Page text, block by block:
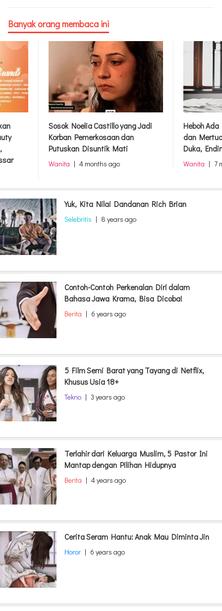
Banyak orang membaca ini
Sosok Noelia Castillo yang Jadi
Korban Pemerkosaan dan
Putuskan Disuntik Mati
Wanita | 4 months ago
Heboh
dan
Duka,
Wanita | 7
Yuk, Kita Nilai Dandanan Rich Brian
Selebritis | 8 years ago
Contoh-Contoh Perkenalan Diri dalam
Bahasa Jawa Krama, Bisa Dicoba!
Berita | 6 years ago
5 Film Semi Barat yang Tayang di Netflix,
Khusus Usia 18+
Tekno | 3 years ago
Terlahir dari Keluarga Muslim, 5 Pastor Ini
Mantap dengan Pilihan Hidupnya
Berita | 4 years ago
Cerita Seram Hantu: Anak Mau Diminta Jin
Horor | 6 years ago